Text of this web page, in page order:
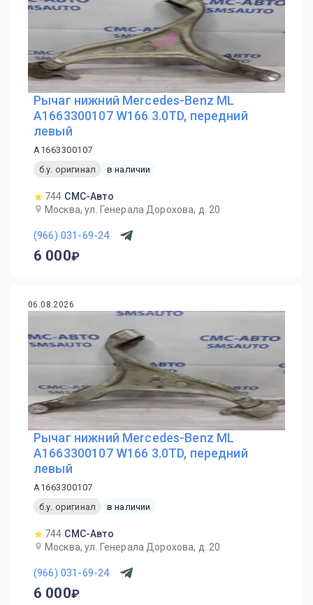
Рычаг нижний Mercedes-Benz ML
A1663300107 W166 3.0TD, передний
левый
A1663300107
б.у. оригинал
в наличии
744 СМС-Авто
Москва, ул. Генерала Дорохова, д. 20
(966) 031-69-24
6 000
06.08.2026
Рычаг нижний Mercedes-Benz ML
A1663300107 W166 3.0TD, передний
левый
A1663300107
б.у. оригинал
в наличии
744 СМС-Авто
Москва, ул. Генерала Дорохова, д. 20
(966) 031-69-24
6 000